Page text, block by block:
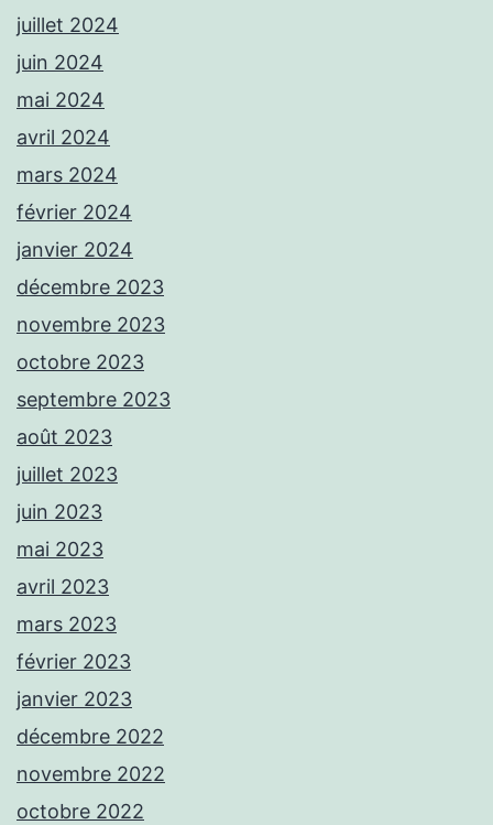
juillet 2024
juin 2024
mai 2024
avril 2024
mars 2024
février 2024
janvier 2024
décembre 2023
novembre 2023
octobre 2023
septembre 2023
août 2023
juillet 2023
juin 2023
mai 2023
avril 2023
mars 2023
février 2023
janvier 2023
décembre 2022
novembre 2022
octobre 2022